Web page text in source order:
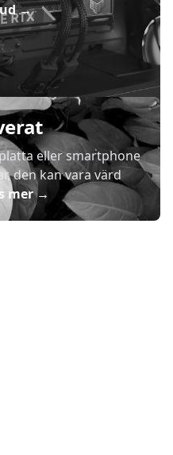
→
eller smartphone
den kan vara värd
mer→